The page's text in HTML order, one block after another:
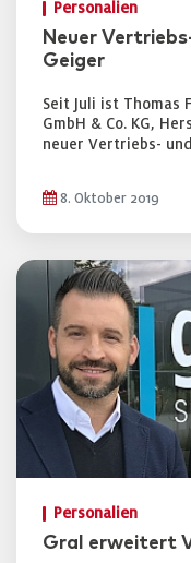
Personalien
Neuer
Geiger
Seit Juli ist Thomas
GmbH & Co. KG,
neuer Vertriebs-
8. Oktober 2019
Personalien
Gral erweitert